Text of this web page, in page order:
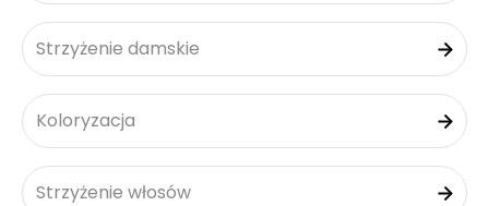
Strzyżenie damskie
Koloryzacja
Strzyżenie włosów